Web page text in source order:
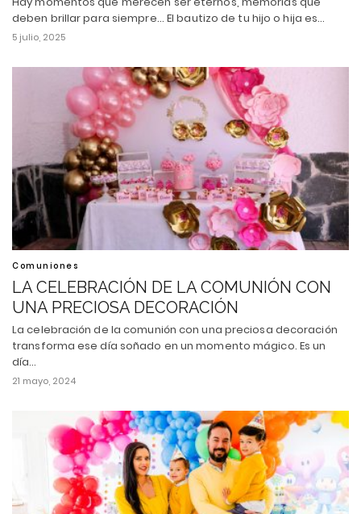
deben brillar para siempre... El bautizo de tu hijo o hija es…
5 julio, 2025
Comuniones
LA CELEBRACIÓN DE LA COMUNIÓN CON
UNA PRECIOSA DECORACIÓN
La celebración de la comunión con una preciosa decoración
transforma ese día soñado en un momento mágico. Es un
día…
21 mayo, 2024